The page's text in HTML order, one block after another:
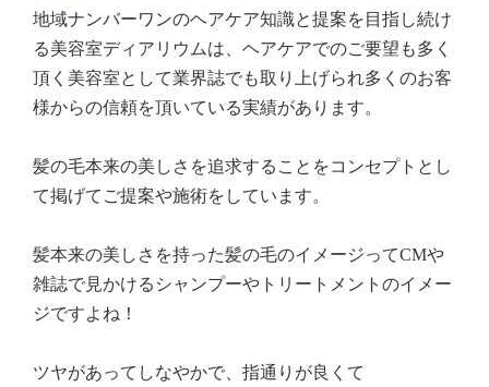
地域ナンバーワンのヘアケア知識と提案を目指し続け
る美容室ディアリウムは、ヘアケアでのご要望も多く
頂く美容室として業界誌でも取り上げられ多くのお客
様からの信頼を頂いている実績があります。
髪の毛本来の美しさを追求することをコンセプトとし
て掲げてご提案や施術をしています。
髪本来の美しさを持った髪の毛のイメージってCMや
雑誌で見かけるシャンプーやトリートメントのイメー
ジですよね！
ツヤがあってしなやかで、指通りが良くて